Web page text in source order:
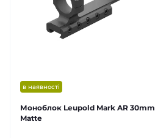
в наявності
Моноблок Leupold Mark AR 30mm
Matte